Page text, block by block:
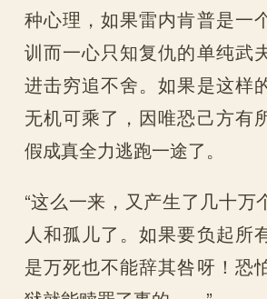
种心理，如果雷内肯普是一
训而一心只知复仇的单纯武
进击穷追不舍。如果是这样
无机可乘了，因唯恐己方有
假成真全力逃跑一途了。
“这么一来，又产生了几十万
人和孤儿了。如果要负起所
是万死也不能辞其咎呀！恐